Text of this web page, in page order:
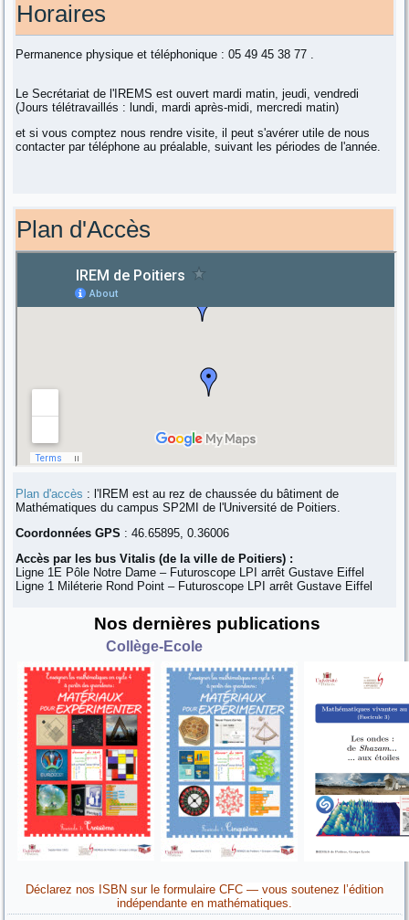
Horaires
Permanence physique et téléphonique : 05 49 45 38 77 .
Le Secrétariat de l'IREMS est ouvert mardi matin, jeudi, vendredi
(Jours télétravaillés : lundi, mardi après-midi, mercredi matin)
et si vous comptez nous rendre visite, il peut s'avérer utile de nous
contacter par téléphone au préalable, suivant les périodes de l'année.
Plan d'Accès
Plan d'accès : l'IREM est au rez de chaussée du bâtiment de
Mathématiques du campus SP2MI de l'Université de Poitiers.
Coordonnées GPS : 46.65895, 0.36006
Accès par les bus Vitalis (de la ville de Poitiers) :
Ligne 1E Pôle Notre Dame – Futuroscope LPI arrêt Gustave Eiffel
Ligne 1 Miléterie Rond Point – Futuroscope LPI arrêt Gustave Eiffel
Nos dernières publications
Collège-Ecole
Déclarez nos ISBN sur le formulaire CFC — vous soutenez l’édition
indépendante en mathématiques.